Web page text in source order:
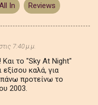
In Reviews
7:40 μ.μ.
το "Sky At Night"
εξίσου καλά, για
προτείνω το
2003.